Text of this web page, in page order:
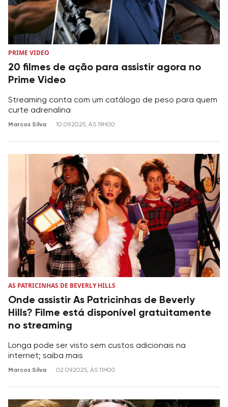
PRIME VIDEO
20 filmes de ação para assistir agora no
Prime Video
Streaming conta com um catálogo de peso para quem
curte adrenalina
Marcos Silva 10.09.2025, ÀS 19H00
AS PATRICINHAS DE BEVERLY HILLS
Onde assistir As Patricinhas de Beverly
Hills? Filme está disponível gratuitamente
no streaming
Longa pode ser visto sem custos adicionais na
internet; saiba mais
Marcos Silva 02.09.2025, ÀS 11H00